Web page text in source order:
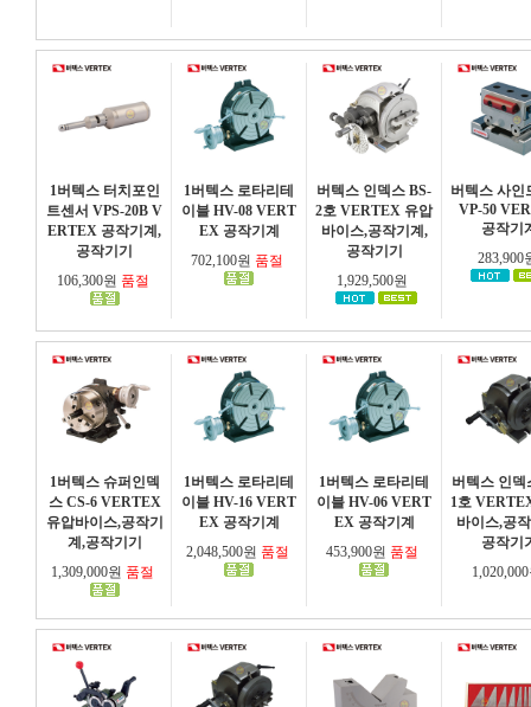
1버텍스 터치포인
트센서 VPS-20B V
ERTEX 공작기계,
공작기기
106,300원 품절
1버텍스 로타리테
이블 HV-08 VERT
EX 공작기계
702,100원 품절
버텍스 인덱스 BS-
2호 VERTEX 유압
바이스,공작기계,
공작기기
1,929,500원
버텍스 사인
VP-50
공작기
283,900
1버텍스 슈퍼인덱
스 CS-6 VERTEX
유압바이스,공작기
계,공작기기
1,309,000원 품절
1버텍스 로타리테
이블 HV-16 VERT
EX 공작기계
2,048,500원 품절
1버텍스 로타리테
이블 HV-06 VERT
EX 공작기계
453,900원 품절
버텍스 인덱
1호
바이스,공
공작기